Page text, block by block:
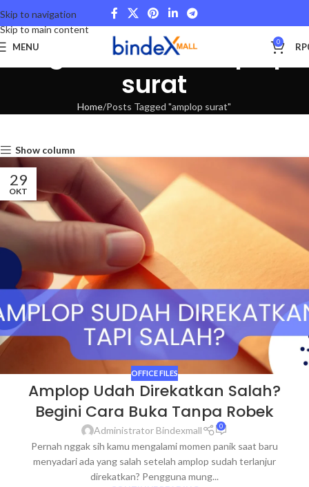
Skip to navigation
Skip to main content
MENU 0 RP
Tag Archives: amplop
surat
Home Posts Tagged "amplop surat"
Show column
29
OKT
OFFICE FILES
Amplop Udah Direkatkan Salah?
Begini Cara Buka Tanpa Robek
Administrator Bindexmall 0
Pernah nggak sih kamu mengalami momen panik saat baru
menyadari ada yang salah setelah amplop sudah terlanjur
direkatkan? Pengguna mung...